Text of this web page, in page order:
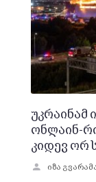
უკრაინამ
ონლაინ-
კიდევ ორ
იზა